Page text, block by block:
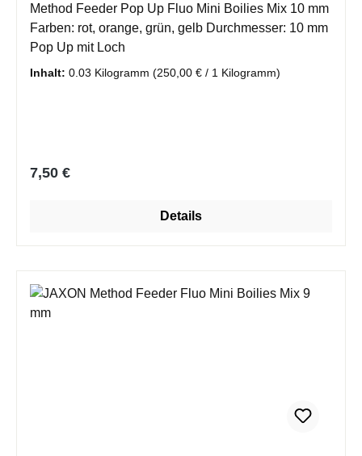
Method Feeder Pop Up Fluo Mini Boilies Mix 10 mm
Farben: rot, orange, grün, gelb Durchmesser: 10 mm
Pop Up mit Loch
Inhalt: 0.03 Kilogramm (250,00 € / 1 Kilogramm)
Regulärer Preis:
7,50 €
Details